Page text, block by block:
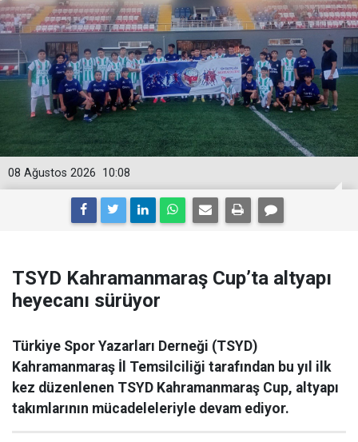
10:08
08 Ağustos 2026
TSYD Kahramanmaraş Cup’ta altyapı
heyecanı sürüyor
Türkiye Spor Yazarları Derneği (TSYD)
Kahramanmaraş İl Temsilciliği tarafından bu yıl ilk
kez düzenlenen TSYD Kahramanmaraş Cup, altyapı
takımlarının mücadeleleriyle devam ediyor.